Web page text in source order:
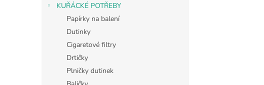
KUŘÁCKÉ POTŘEBY
Papírky na balení
Dutinky
Cigaretové filtry
Drtičky
Plničky dutinek